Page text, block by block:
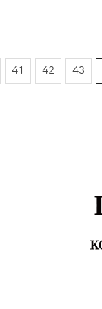
이전
41 42 43